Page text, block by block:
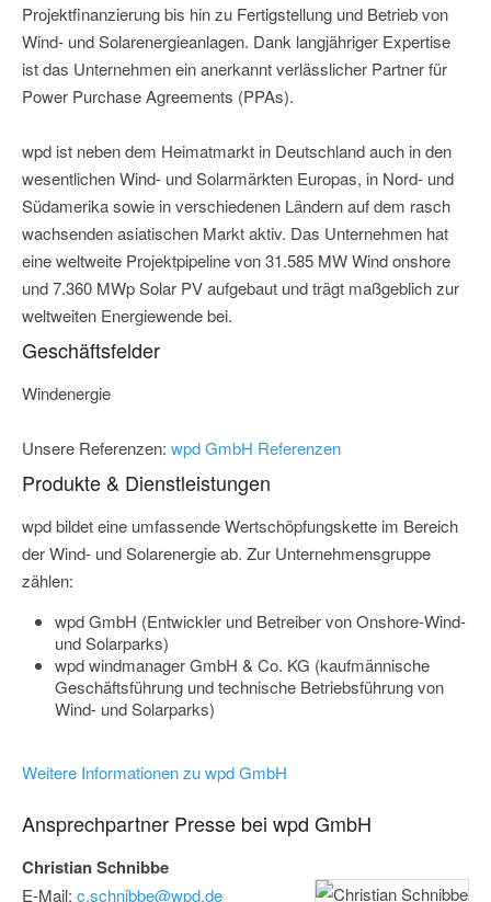
Projektfinanzierung bis hin zu Fertigstellung und Betrieb von
Wind- und Solarenergieanlagen. Dank langjähriger Expertise
ist das Unternehmen ein anerkannt verlässlicher Partner für
Power Purchase Agreements (PPAs).
wpd ist neben dem Heimatmarkt in Deutschland auch in den
wesentlichen Wind- und Solarmärkten Europas, in Nord- und
Südamerika sowie in verschiedenen Ländern auf dem rasch
wachsenden asiatischen Markt aktiv. Das Unternehmen hat
eine weltweite Projektpipeline von 31.585 MW Wind onshore
und 7.360 MWp Solar PV aufgebaut und trägt maßgeblich zur
weltweiten Energiewende bei.
Geschäftsfelder
Windenergie
Unsere Referenzen: wpd GmbH Referenzen
Produkte & Dienstleistungen
wpd bildet eine umfassende Wertschöpfungskette im Bereich
der Wind- und Solarenergie ab. Zur Unternehmensgruppe
zählen:
wpd GmbH (Entwickler und Betreiber von Onshore-Wind-
und Solarparks)
wpd windmanager GmbH & Co. KG (kaufmännische
Geschäftsführung und technische Betriebsführung von
Wind- und Solarparks)
Weitere Informationen zu wpd GmbH
Ansprechpartner Presse bei wpd GmbH
Christian Schnibbe
E-Mail: c.schnibbe@wpd.de